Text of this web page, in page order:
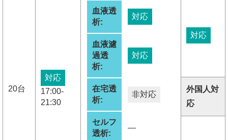
20台
対応
17:00-
21:30
血液透
析:
対応
血液濾
過透
析:
対応
在宅透
析:
非対応
セルフ
透析:
―
対応
外国人対
応